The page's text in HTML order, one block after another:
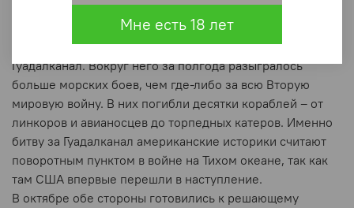
Эта книга посвящена событиям октября 1942 года на
юге Тихого океана. Соединённые Штаты и Япония
начали затяжную и кровавую борьбу за остров
Гуадалканал. Вокруг него за полгода разыгралось
больше морских боев, чем где-либо за всю Вторую
мировую войну. В них погибли десятки кораблей – от
линкоров и авианосцев до торпедных катеров. Именно
битву за Гуадалканал американские историки считают
поворотным пунктом в войне на Тихом океане, так как
там США впервые перешли в наступление.
В октябре обе стороны готовились к решающему
Мне есть 18 лет